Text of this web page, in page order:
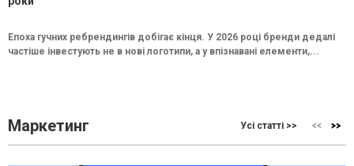
Епоха гучних ребрендингів добігає кінця. У 2026 році бренди дедалі
частіше інвестують не в нові логотипи, а у впізнавані елементи,...
Маркетинг Усі статті >>